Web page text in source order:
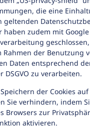
die eine
geltenden
haben zudem mit
der Benutzung
Daten entsprechend
DSGVO zu verarbeiten.
der Cookies
Sie verhindern, indem
Browsers zur
aktivieren.